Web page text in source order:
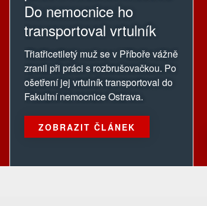
Do nemocnice ho
transportoval vrtulník
Třiatřicetiletý muž se v Příboře vážně
zranil při práci s rozbrušovačkou. Po
ošetření jej vrtulník transportoval do
Fakultní nemocnice Ostrava.
ZOBRAZIT ČLÁNEK